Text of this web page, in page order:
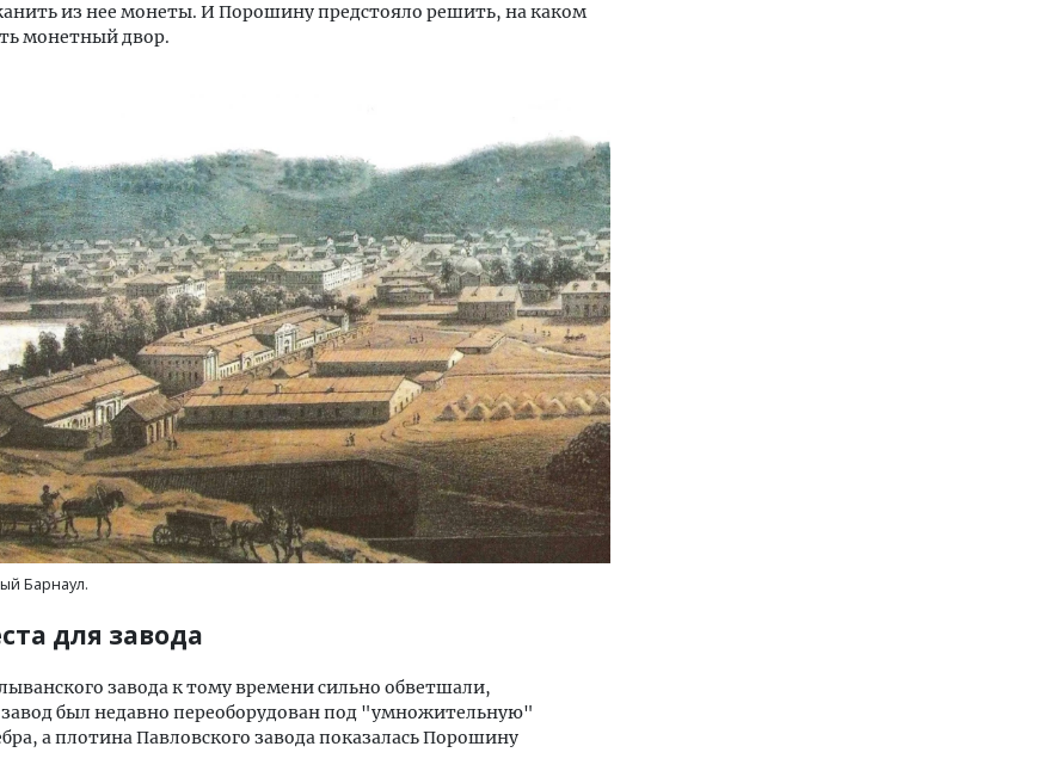
из нее монеты. И Порошину предстояло решить, на каком
монетный двор.
Барнаул.
для завода
завода к тому времени сильно обветшали,
завод был недавно переоборудован под "умножительную"
а плотина Павловского завода показалась Порошину